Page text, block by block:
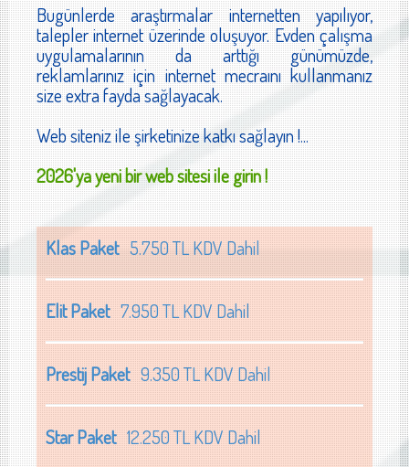
Bugünlerde araştırmalar internetten yapılıyor,
talepler internet üzerinde oluşuyor. Evden çalışma
uygulamalarının da arttığı günümüzde,
reklamlarınız için internet mecraını kullanmanız
size extra fayda sağlayacak.
Web siteniz ile şirketinize katkı sağlayın !...
2026'ya yeni bir web sitesi ile girin !
Klas Paket5.750 TL KDV Dahil
Elit Paket7.950 TL KDV Dahil
Prestij Paket9.350 TL KDV Dahil
Star Paket12.250 TL KDV Dahil